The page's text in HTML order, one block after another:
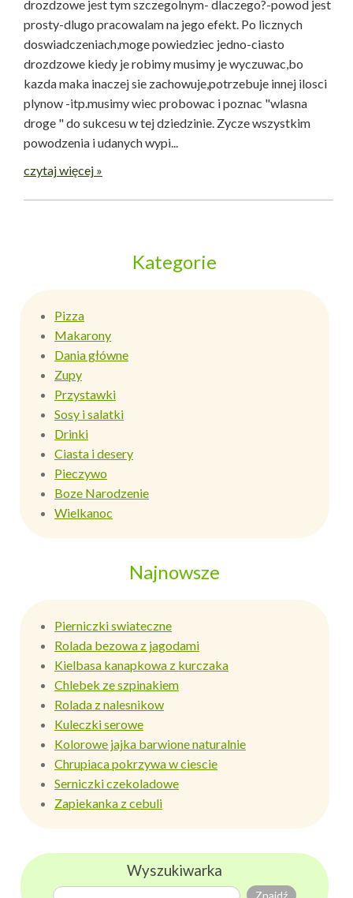
drozdzowe jest tym szczegolnym- dlaczego?-powod jest
prosty-dlugo pracowalam na jego efekt. Po licznych
doswiadczeniach,moge powiedziec jedno-ciasto
drozdzowe kiedy je robimy musimy je wyczuwac,bo
kazda maka inaczej sie zachowuje,potrzebuje innej ilosci
plynow -itp.musimy wiec probowac i poznac "wlasna
droge " do sukcesu w tej dziedzinie. Zycze wszystkim
powodzenia i udanych wypi...
czytaj więcej »
Kategorie
Pizza
Makarony
Dania główne
Zupy
Przystawki
Sosy i salatki
Drinki
Ciasta i desery
Pieczywo
Boze Narodzenie
Wielkanoc
Najnowsze
Pierniczki swiateczne
Rolada bezowa z jagodami
Kielbasa kanapkowa z kurczaka
Chlebek ze szpinakiem
Rolada z nalesnikow
Kuleczki serowe
Kolorowe jajka barwione naturalnie
Chrupiaca pokrzywa w ciescie
Serniczki czekoladowe
Zapiekanka z cebuli
Wyszukiwarka